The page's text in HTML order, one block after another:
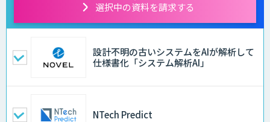
選択中の資料を請求する
設計不明の古いシステムをAIが解析して
仕様書化「システム解析AI」
NTech Predict